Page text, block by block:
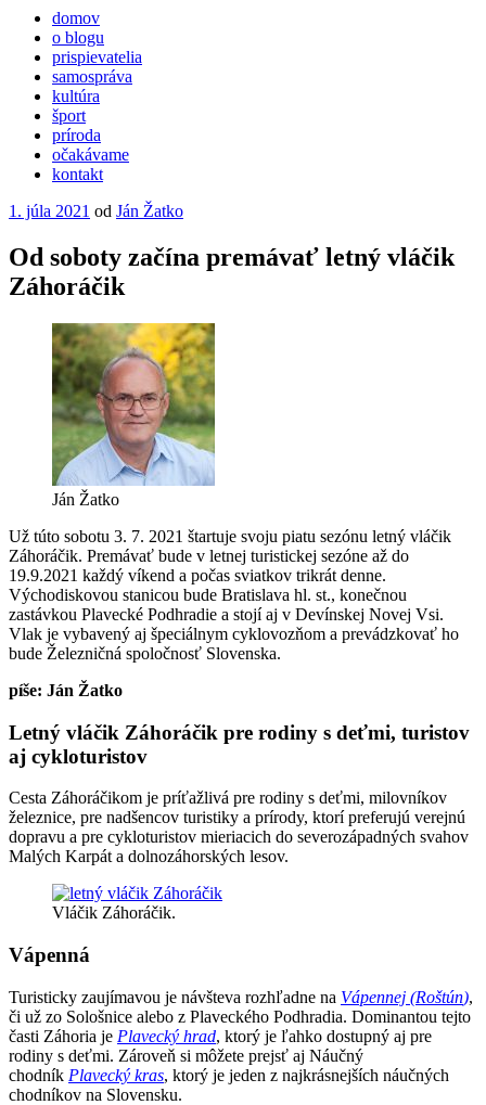
domov
o blogu
prispievatelia
samospráva
kultúra
šport
príroda
očakávame
kontakt
Publikované
1. júla 2021 od Ján Žatko
Od soboty začína premávať letný vláčik
Záhoráčik
Ján Žatko
Už túto sobotu 3. 7. 2021 štartuje svoju piatu sezónu letný vláčik
Záhoráčik. Premávať bude v letnej turistickej sezóne až do
19.9.2021 každý víkend a počas sviatkov trikrát denne.
Východiskovou stanicou bude Bratislava hl. st., konečnou
zastávkou Plavecké Podhradie a stojí aj v Devínskej Novej Vsi.
Vlak je vybavený aj špeciálnym cyklovozňom a prevádzkovať ho
bude Železničná spoločnosť Slovenska.
píše: Ján Žatko
Letný vláčik Záhoráčik pre rodiny s deťmi, turistov
aj cykloturistov
Cesta Záhoráčikom je príťažlivá pre rodiny s deťmi, milovníkov
železnice, pre nadšencov turistiky a prírody, ktorí preferujú verejnú
dopravu a pre cykloturistov mieriacich do severozápadných svahov
Malých Karpát a dolnozáhorských lesov.
Vláčik Záhoráčik.
Vápenná
Turisticky zaujímavou je návšteva rozhľadne na Vápennej (Roštún),
či už zo Sološnice alebo z Plaveckého Podhradia. Dominantou tejto
časti Záhoria je Plavecký hrad, ktorý je ľahko dostupný aj pre
rodiny s deťmi. Zároveň si môžete prejsť aj Náučný
chodník Plavecký kras, ktorý je jeden z najkrásnejších náučných
chodníkov na Slovensku.